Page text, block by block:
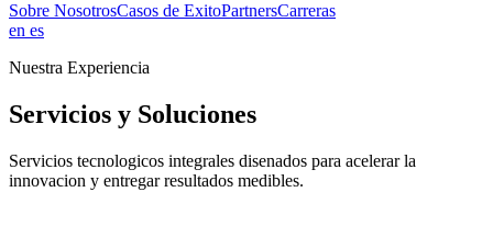
Sobre NosotrosCasos de ExitoPartnersCarreras
en es
Nuestra Experiencia
Servicios y Soluciones
Servicios tecnologicos integrales disenados para acelerar la
innovacion y entregar resultados medibles.